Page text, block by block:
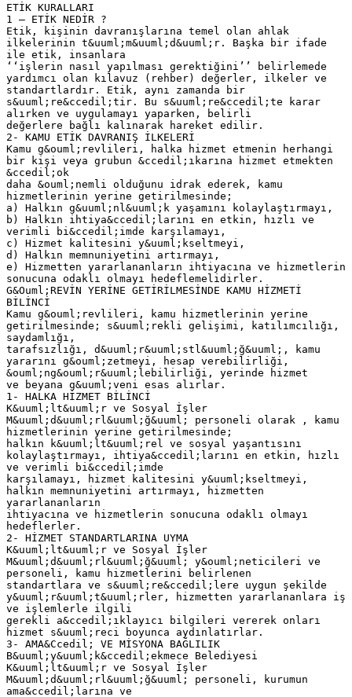
ETİK KURALLARI
1 – ETİK NEDİR ?
Etik, kişinin davranışlarına temel olan ahlak
ilkelerinin t&uuml;m&uuml;d&uuml;r. Başka bir ifade
ile etik, insanlara
‘‘işlerin nasıl yapılması gerektiğini’’ belirlemede
yardımcı olan kılavuz (rehber) değerler, ilkeler ve
standartlardır. Etik, aynı zamanda bir
s&uuml;re&ccedil;tir. Bu s&uuml;re&ccedil;te karar
alırken ve uygulamayı yaparken, belirli
değerlere bağlı kalınarak hareket edilir.
2- KAMU ETİK DAVRANIŞ İLKELERİ
Kamu g&ouml;revlileri, halka hizmet etmenin herhangi
bir kişi veya grubun &ccedil;ıkarına hizmet etmekten
&ccedil;ok
daha &ouml;nemli olduğunu idrak ederek, kamu
hizmetlerinin yerine getirilmesinde;
a) Halkın g&uuml;nl&uuml;k yaşamını kolaylaştırmayı,
b) Halkın ihtiya&ccedil;larını en etkin, hızlı ve
verimli bi&ccedil;imde karşılamayı,
c) Hizmet kalitesini y&uuml;kseltmeyi,
d) Halkın memnuniyetini artırmayı,
e) Hizmetten yararlananların ihtiyacına ve hizmetlerin
sonucuna odaklı olmayı hedeflemelidirler.
G&Ouml;REVİN YERİNE GETİRİLMESİNDE KAMU HİZMETİ
BİLİNCİ
Kamu g&ouml;revlileri, kamu hizmetlerinin yerine
getirilmesinde; s&uuml;rekli gelişimi, katılımcılığı,
saydamlığı,
tarafsızlığı, d&uuml;r&uuml;stl&uuml;ğ&uuml;, kamu
yararını g&ouml;zetmeyi, hesap verebilirliği,
&ouml;ng&ouml;r&uuml;lebilirliği, yerinde hizmet
ve beyana g&uuml;veni esas alırlar.
1- HALKA HİZMET BİLİNCİ
K&uuml;lt&uuml;r ve Sosyal İşler
M&uuml;d&uuml;rl&uuml;ğ&uuml; personeli olarak , kamu
hizmetlerinin yerine getirilmesinde;
halkın k&uuml;lt&uuml;rel ve sosyal yaşantısını
kolaylaştırmayı, ihtiya&ccedil;larını en etkin, hızlı
ve verimli bi&ccedil;imde
karşılamayı, hizmet kalitesini y&uuml;kseltmeyi,
halkın memnuniyetini artırmayı, hizmetten
yararlananların
ihtiyacına ve hizmetlerin sonucuna odaklı olmayı
hedeflerler.
2- HİZMET STANDARTLARINA UYMA
K&uuml;lt&uuml;r ve Sosyal İşler
M&uuml;d&uuml;rl&uuml;ğ&uuml; y&ouml;neticileri ve
personeli, kamu hizmetlerini belirlenen
standartlara ve s&uuml;re&ccedil;lere uygun şekilde
y&uuml;r&uuml;t&uuml;rler, hizmetten yararlananlara iş
ve işlemlerle ilgili
gerekli a&ccedil;ıklayıcı bilgileri vererek onları
hizmet s&uuml;reci boyunca aydınlatırlar.
3- AMA&Ccedil; VE MİSYONA BAĞLILIK
B&uuml;y&uuml;k&ccedil;ekmece Belediyesi
K&uuml;lt&uuml;r ve Sosyal İşler
M&uuml;d&uuml;rl&uuml;ğ&uuml; personeli, kurumun
ama&ccedil;larına ve